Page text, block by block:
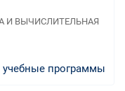
И ВЫЧИСЛИТЕЛЬНАЯ
учебные программы